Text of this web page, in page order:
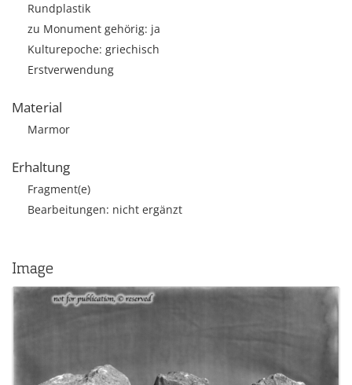
Rundplastik
zu Monument gehörig: ja
Kulturepoche: griechisch
Erstverwendung
Material
Marmor
Erhaltung
Fragment(e)
Bearbeitungen: nicht ergänzt
Image